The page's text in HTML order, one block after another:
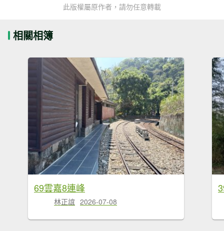
此版權屬原作者，請勿任意轉載
相關相簿
69雲嘉8連峰
林正誼 2026-07-08